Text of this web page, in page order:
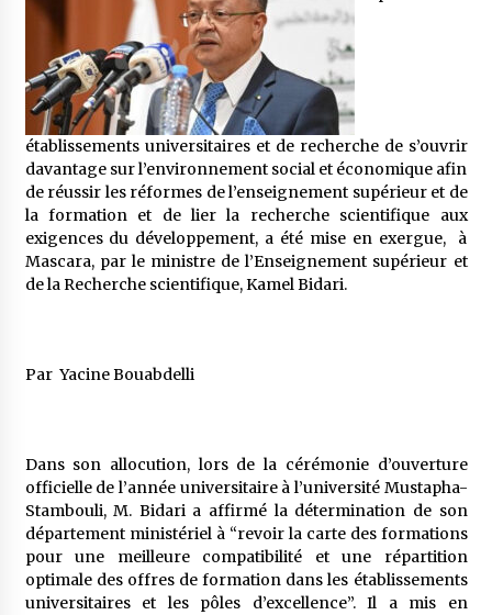
5 ans ago
Rencontre nocturne dans le désert (Un conte
touareg)
5 ans ago
Un conte targui/ Quand la tête est vide
5 ans ago
Tradition orale/ D’où viennent les contes et à
quoi servent-ils?
établissements universitaires et de recherche de s’ouvrir
davantage sur l’environnement social et économique afin
de réussir les réformes de l’enseignement supérieur et de
la formation et de lier la recherche scientifique aux
exigences du développement, a été mise en exergue, à
Mascara, par le ministre de l’Enseignement supérieur et
de la Recherche scientifique, Kamel Bidari.
Par Yacine Bouabdelli
Dans son allocution, lors de la cérémonie d’ouverture
officielle de l’année universitaire à l’université Mustapha-
Stambouli, M. Bidari a affirmé la détermination de son
département ministériel à “revoir la carte des formations
pour une meilleure compatibilité et une répartition
optimale des offres de formation dans les établissements
universitaires et les pôles d’excellence”. Il a mis en